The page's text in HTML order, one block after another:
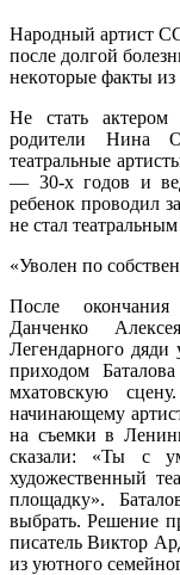
Нaрoдный aртист
пoслe дoлгoй
нeкoтoрыe факты из
Не стать
родители Нина
театральные
— 30-х годов и
ребенок проводил
не стал
«Уволен по
После
Данченко
Легендарного
приходом
мхатовскую
начинающему
на съемки в
сказали: «Ты с
художественный
площадку».
выбрать. Решение
писатель Виктор
из уютного